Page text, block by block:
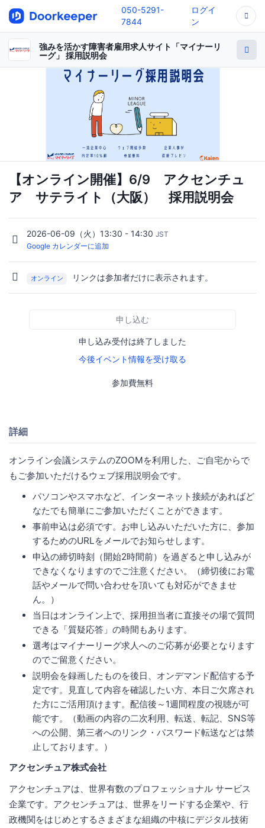
050-5291-
7844
ログイ
ン
強みを活かす障害者雇用求人サイト「マイナーリ
ーグ」 採用説明会
【オンライン開催】6/9 アクセンチュ
ア サテライト（大阪） 採用説明会
2026-06-09（火）13:30 - 14:30 JST
Google カレンダーに追加
オンライン リンクは参加者だけに表示されます。
申し込む
申し込み受付は終了しました
今後イベント情報を受け取る
参加費無料
詳細
オンライン会議システムのZOOMを利用した、ご自宅からで
もご参加いただけるウェブ採用説明会です。
パソコンやスマホなど、インターネット接続があればど
なたでも簡単にご参加いただくことができます。
事前申込は必須です。お申し込みいただいた方に、参加
するためのURLをメールでお知らせします。
申込の締切時刻（開始2時間前）を過ぎると申し込みが
できなくなりますのでご注意ください。（締切後にお電
話やメールで問い合わせを頂いても対応ができませ
ん。）
当日はオンライン上で、採用担当者に直接その場で質問
できる「質疑応答」の時間もあります。
選考はマイナーリーグ求人へのご応募が必要となります
のでご留意ください。
説明会を録画したものを後日、オンデマンド配信する予
定です。見直して内容を確認したい方、本日ご欠席され
た方にご活用頂けます。配信後～1週間程度の視聴が可
能です。（動画の内容の二次利用、転送、転記、SNS等
への公開、第三者へのリンク・パスワード転送などは禁
止しております。）
アクセンチュア株式会社
アクセンチュアは、世界有数のプロフェッショナル サービス
企業です。アクセンチュアは、世界をリードする企業や、行
政機関をはじめとするさまざまな組織の中核にデジタル技術